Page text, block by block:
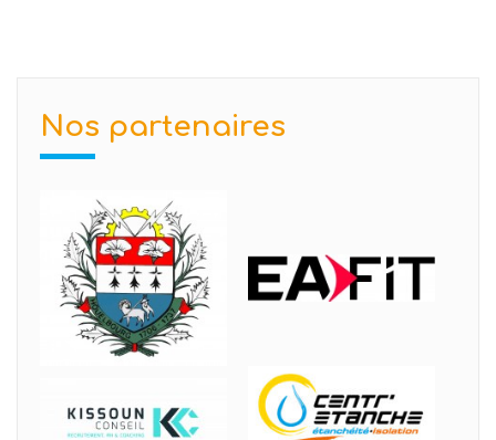
Nos partenaires